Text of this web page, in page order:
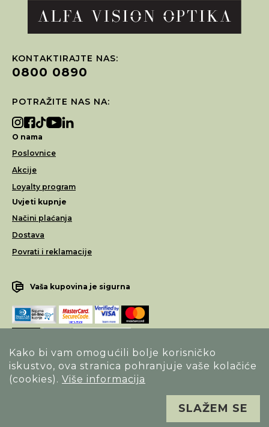
Kako bi vam omogućili bolje korisničko
iskustvo, ova stranica pohranjuje vaše kolačiće
(cookies). Više informacija
SLAŽEM SE
KONTAKTIRAJTE NAS:
0800 0890
POTRAŽITE NAS NA:
O nama
Poslovnice
Akcije
Loyalty program
Uvjeti kupnje
Načini plaćanja
Dostava
Povrati i reklamacije
Vaša kupovina je sigurna
Opći uvjeti poslovanja
Sva prava pridržana. Alfa Vision optika ©